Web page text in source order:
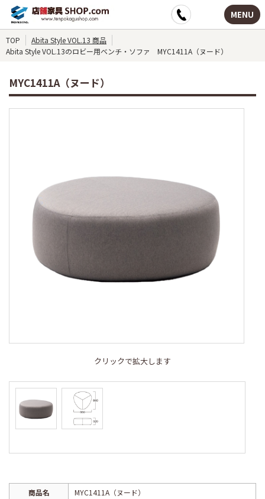
MENU
TOP
Abita Style VOL.13 商品
Abita Style VOL.13のロビー用ベンチ・ソファ MYC1411A（ヌード）
MYC1411A（ヌード）
クリックで拡大します
商品名
MYC1411A（ヌード）